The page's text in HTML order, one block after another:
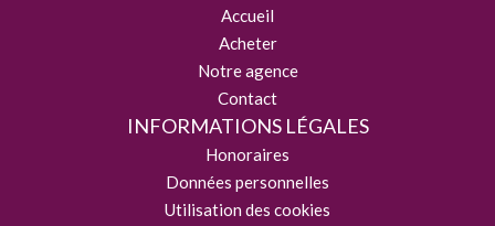
Accueil
Acheter
Notre agence
Contact
INFORMATIONS LÉGALES
Honoraires
Données personnelles
Utilisation des cookies